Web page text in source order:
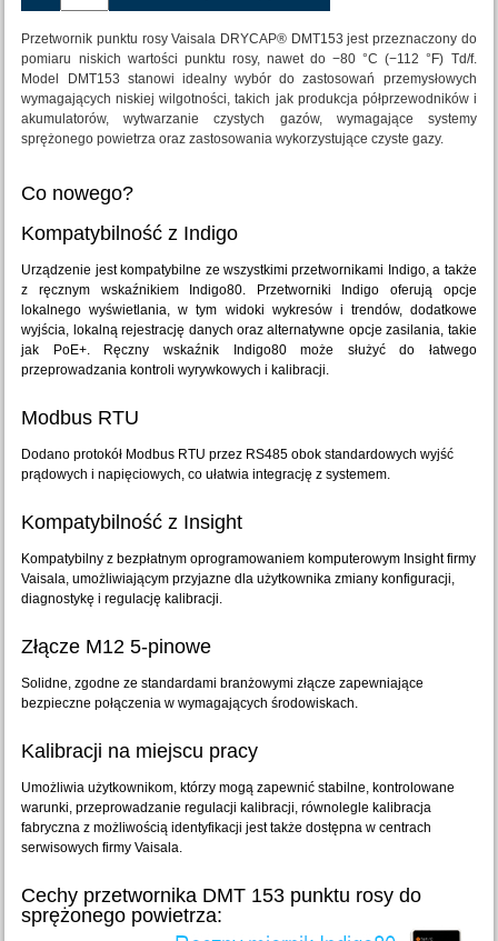
Przetwornik punktu rosy Vaisala DRYCAP® DMT153 jest przeznaczony do
pomiaru niskich wartości punktu rosy, nawet do −80 °C (−112 °F) Td/f.
Model DMT153 stanowi idealny wybór do zastosowań przemysłowych
wymagających niskiej wilgotności, takich jak produkcja półprzewodników i
akumulatorów, wytwarzanie czystych gazów, wymagające systemy
sprężonego powietrza oraz zastosowania wykorzystujące czyste gazy.
Co nowego?
Kompatybilność z Indigo
Urządzenie jest kompatybilne ze wszystkimi przetwornikami Indigo, a także
z ręcznym wskaźnikiem Indigo80. Przetworniki Indigo oferują opcje
lokalnego wyświetlania, w tym widoki wykresów i trendów, dodatkowe
wyjścia, lokalną rejestrację danych oraz alternatywne opcje zasilania, takie
jak PoE+. Ręczny wskaźnik Indigo80 może służyć do łatwego
przeprowadzania kontroli wyrywkowych i kalibracji.
Modbus RTU
Dodano protokół Modbus RTU przez RS485 obok standardowych wyjść
prądowych i napięciowych, co ułatwia integrację z systemem.
Kompatybilność z Insight
Kompatybilny z bezpłatnym oprogramowaniem komputerowym Insight firmy
Vaisala, umożliwiającym przyjazne dla użytkownika zmiany konfiguracji,
diagnostykę i regulację kalibracji.
Złącze M12 5-pinowe
Solidne, zgodne ze standardami branżowymi złącze zapewniające
bezpieczne połączenia w wymagających środowiskach.
Kalibracji na miejscu pracy
Umożliwia użytkownikom, którzy mogą zapewnić stabilne, kontrolowane
warunki, przeprowadzanie regulacji kalibracji, równolegle kalibracja
fabryczna z możliwością identyfikacji jest także dostępna w centrach
serwisowych firmy Vaisala.
Cechy przetwornika DMT 153 punktu rosy do
sprężonego powietrza: